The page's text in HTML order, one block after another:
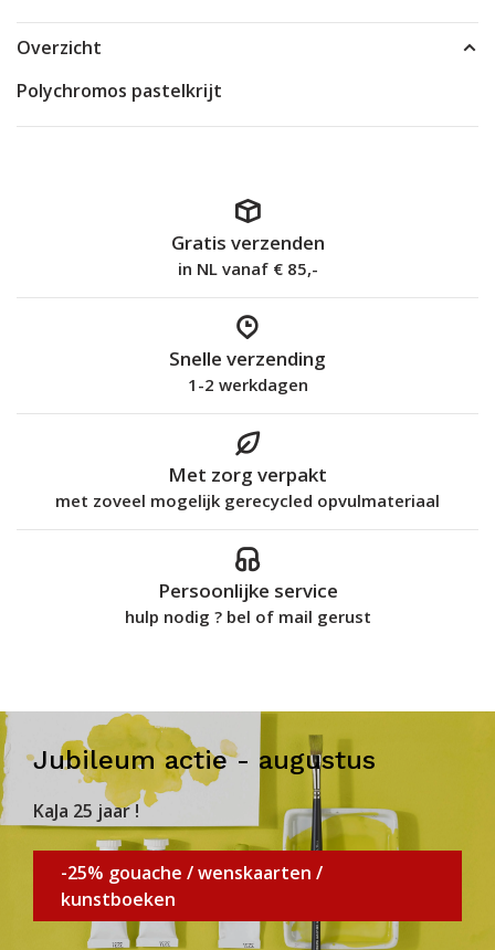
Overzicht
Polychromos pastelkrijt
Gratis verzenden
in NL vanaf € 85,-
Snelle verzending
1-2 werkdagen
Met zorg verpakt
met zoveel mogelijk gerecycled opvulmateriaal
Persoonlijke service
hulp nodig ? bel of mail gerust
Jubileum actie - augustus
KaJa 25 jaar !
-25% gouache / wenskaarten /
kunstboeken